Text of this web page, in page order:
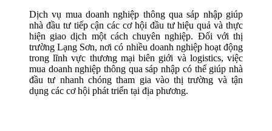
Dịch vụ mua doanh nghiệp thông qua sáp nhập giúp
nhà đầu tư tiếp cận các cơ hội đầu tư hiệu quả và thực
hiện giao dịch một cách chuyên nghiệp. Đối với thị
trường Lạng Sơn, nơi có nhiều doanh nghiệp hoạt động
trong lĩnh vực thương mại biên giới và logistics, việc
mua doanh nghiệp thông qua sáp nhập có thể giúp nhà
đầu tư nhanh chóng tham gia vào thị trường và tận
dụng các cơ hội phát triển tại địa phương.